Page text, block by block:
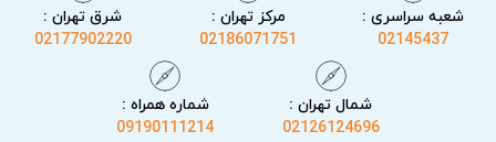
شعبه سراسری :
02145437
مرکز تهران :
02186071751
شرق تهران :
02177902220
شمال تهران :
02126124696
شماره همراه :
09190111214